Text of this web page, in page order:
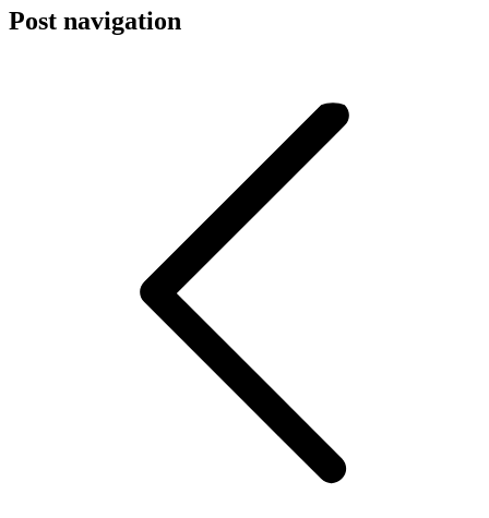
Post navigation